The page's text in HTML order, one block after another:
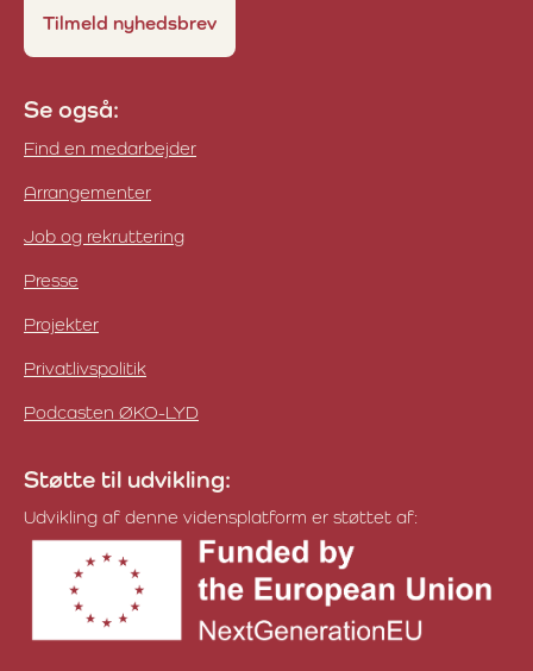
Tilmeld nyhedsbrev
Se også:
Find en medarbejder
Arrangementer
Job og rekruttering
Presse
Projekter
Privatlivspolitik
Podcasten ØKO-LYD
Støtte til udvikling:
Udvikling af denne vidensplatform er støttet af: